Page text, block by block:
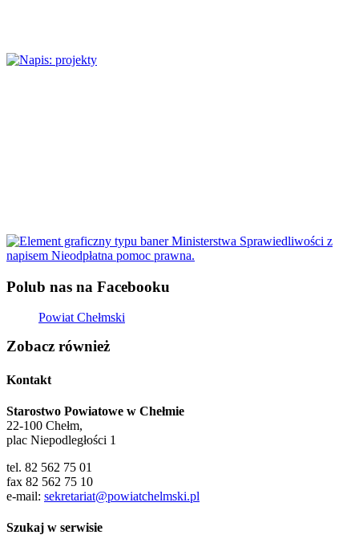
Kontakt
22-100 Chełm,
fax 82 562 75 10
Szukaj
Mapa strony
Deklaracja dostępności
Polityka prywatności
Wersje językowe